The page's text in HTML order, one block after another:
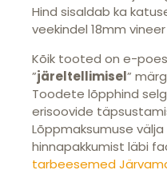
Hind sisaldab ka
veekindel 18mm
Kõik tooted on e-
”järeltellimisel”
Toodete lõpphind
erisoovide
Lõppmaksumuse
hinnapakkumist läbi
tarbeesemed